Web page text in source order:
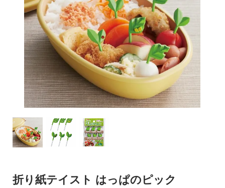
折り紙テイスト はっぱのピック